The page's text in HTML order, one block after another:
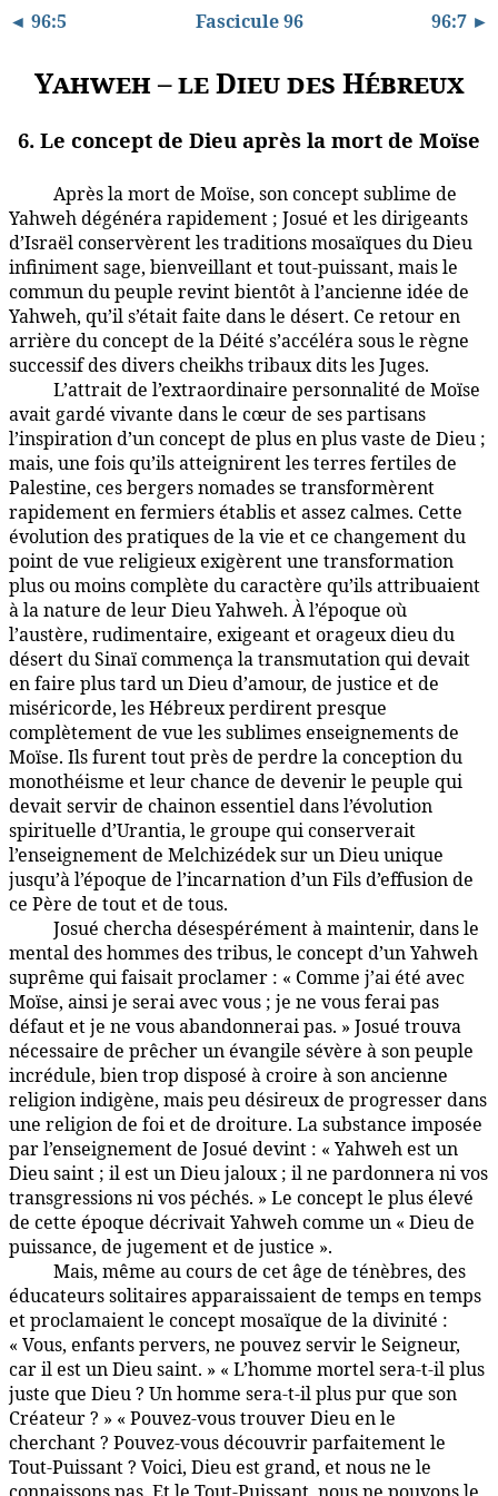
◄ 96:5 Fascicule 96 96:7 ►
Yahweh – le Dieu des Hébreux
6. Le concept de Dieu après la mort de Moïse
Après la mort de Moïse, son concept sublime de
Yahweh dégénéra rapidement ; Josué et les dirigeants
d’Israël conservèrent les traditions mosaïques du Dieu
infiniment sage, bienveillant et tout-puissant, mais le
commun du peuple revint bientôt à l’ancienne idée de
Yahweh, qu’il s’était faite dans le désert. Ce retour en
arrière du concept de la Déité s’accéléra sous le règne
successif des divers cheikhs tribaux dits les Juges.
L’attrait de l’extraordinaire personnalité de Moïse
avait gardé vivante dans le cœur de ses partisans
l’inspiration d’un concept de plus en plus vaste de Dieu ;
mais, une fois qu’ils atteignirent les terres fertiles de
Palestine, ces bergers nomades se transformèrent
rapidement en fermiers établis et assez calmes. Cette
évolution des pratiques de la vie et ce changement du
point de vue religieux exigèrent une transformation
plus ou moins complète du caractère qu’ils attribuaient
à la nature de leur Dieu Yahweh. À l’époque où
l’austère, rudimentaire, exigeant et orageux dieu du
désert du Sinaï commença la transmutation qui devait
en faire plus tard un Dieu d’amour, de justice et de
miséricorde, les Hébreux perdirent presque
complètement de vue les sublimes enseignements de
Moïse. Ils furent tout près de perdre la conception du
monothéisme et leur chance de devenir le peuple qui
devait servir de chainon essentiel dans l’évolution
spirituelle d’Urantia, le groupe qui conserverait
l’enseignement de Melchizédek sur un Dieu unique
jusqu’à l’époque de l’incarnation d’un Fils d’effusion de
ce Père de tout et de tous.
Josué chercha désespérément à maintenir, dans le
mental des hommes des tribus, le concept d’un Yahweh
suprême qui faisait proclamer : « Comme j’ai été avec
Moïse, ainsi je serai avec vous ; je ne vous ferai pas
défaut et je ne vous abandonnerai pas. » Josué trouva
nécessaire de prêcher un évangile sévère à son peuple
incrédule, bien trop disposé à croire à son ancienne
religion indigène, mais peu désireux de progresser dans
une religion de foi et de droiture. La substance imposée
par l’enseignement de Josué devint : « Yahweh est un
Dieu saint ; il est un Dieu jaloux ; il ne pardonnera ni vos
transgressions ni vos péchés. » Le concept le plus élevé
de cette époque décrivait Yahweh comme un « Dieu de
puissance, de jugement et de justice ».
Mais, même au cours de cet âge de ténèbres, des
éducateurs solitaires apparaissaient de temps en temps
et proclamaient le concept mosaïque de la divinité :
« Vous, enfants pervers, ne pouvez servir le Seigneur,
car il est un Dieu saint. » « L’homme mortel sera-t-il plus
juste que Dieu ? Un homme sera-t-il plus pur que son
Créateur ? » « Pouvez-vous trouver Dieu en le
cherchant ? Pouvez-vous découvrir parfaitement le
Tout-Puissant ? Voici, Dieu est grand, et nous ne le